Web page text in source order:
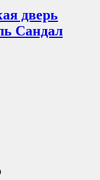
дверь
Сандал